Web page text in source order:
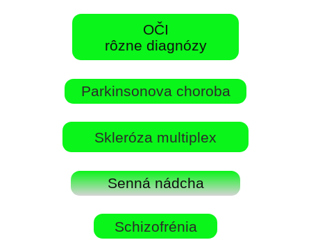
OČI
rôzne diagnózy
Parkinsonova choroba
Skleróza multiplex
Senná nádcha
Schizofrénia